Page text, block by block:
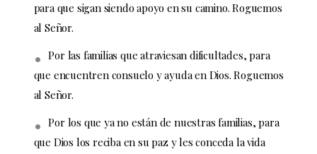
para que sigan siendo apoyo en su camino. Roguemos
al Señor.
Por las familias que atraviesan dificultades, para
que encuentren consuelo y ayuda en Dios. Roguemos
al Señor.
Por los que ya no están de nuestras familias, para
que Dios los reciba en su paz y les conceda la vida